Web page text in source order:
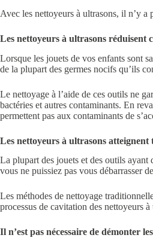
Avec les nettoyeurs à ultrasons, il n’y a
Les nettoyeurs à ultrasons réduisent
Lorsque les jouets de vos enfants sont
de la plupart des germes nocifs qu’ils
Le nettoyage à l’aide de ces outils ne
bactéries et autres contaminants. En
permettent pas aux contaminants de
Les nettoyeurs à ultrasons atteignent
La plupart des jouets et des outils ayant
vous ne puissiez pas vous débarrasser
Les méthodes de nettoyage
processus de cavitation des nettoyeurs
Il n’est pas nécessaire de démonter